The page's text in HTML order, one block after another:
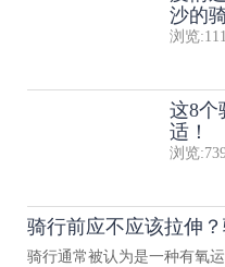
沙的
浏览:
这8个
适！
浏览:
骑行前应不应该拉伸
骑行通常被认为是一种有氧